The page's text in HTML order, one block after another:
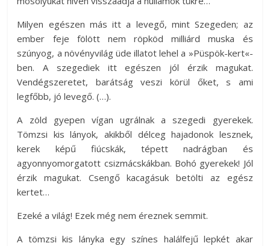
Milyen egészen más itt a levegő, mint Szegeden; az
ember feje fölött nem röpköd milliárd muska és
szúnyog, a növényvilág üde illatot lehel a »Püspök-kert«-
ben. A szegediek itt egészen jól érzik magukat.
Vendégszeretet, barátság veszi körül őket, s ami
legfőbb, jó levegő. (…).
A zöld gyepen vígan ugrálnak a szegedi gyerekek.
Tömzsi kis lányok, akikből délceg hajadonok lesznek,
kerek képű fiúcskák, tépett nadrágban és
agyonnyomorgatott csizmácskákban. Bohó gyerekek! Jól
érzik magukat. Csengő kacagásuk betölti az egész
kertet…
Ezeké a világ! Ezek még nem éreznek semmit.
A tömzsi kis lányka egy színes halálfejű lepkét akar